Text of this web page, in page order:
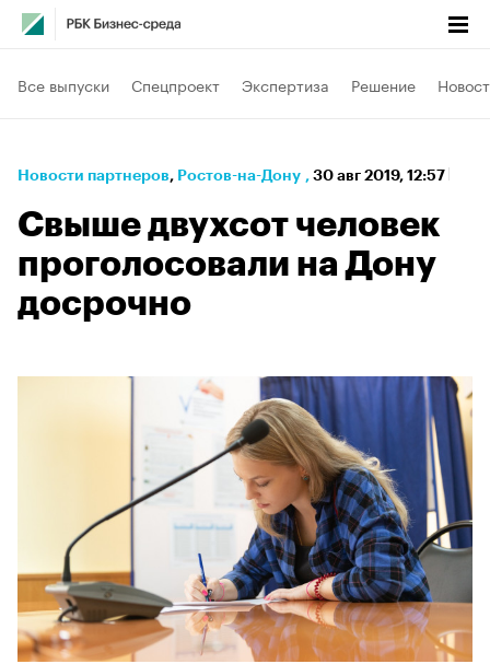
Все выпуски Спецпроект Экспертиза Решение
Новости партнеров⁠, Ростов-на-Дону , 30 авг 2019, 12:57
Свыше двухсот человек
проголосовали на Дону
досрочно